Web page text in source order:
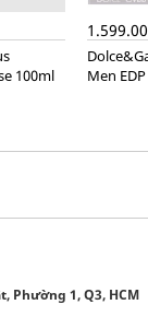
100ml
Dolce&Gabbana The One for
Men
Phường 1, Q3, HCM